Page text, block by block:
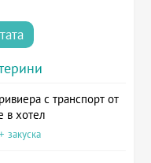
с транспорт от
в хотел
закуска